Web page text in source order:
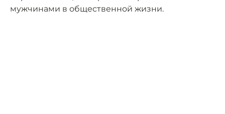
мужчинами в общественной жизни.